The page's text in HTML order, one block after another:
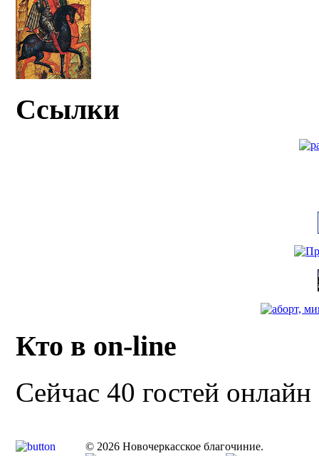
Ссылки
Кто в on-line
Сейчас 40 гостей онлайн
© 2026 Новочеркасское благочиние.